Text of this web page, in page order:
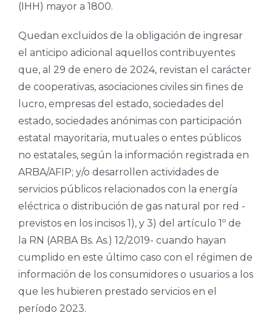
(IHH) mayor a 1800.
Quedan excluidos de la obligación de ingresar
el anticipo adicional aquellos contribuyentes
que, al 29 de enero de 2024, revistan el carácter
de cooperativas, asociaciones civiles sin fines de
lucro, empresas del estado, sociedades del
estado, sociedades anónimas con participación
estatal mayoritaria, mutuales o entes públicos
no estatales, según la información registrada en
ARBA/AFIP; y/o desarrollen actividades de
servicios públicos relacionados con la energía
eléctrica o distribución de gas natural por red -
previstos en los incisos 1), y 3) del artículo 1º de
la RN (ARBA Bs. As.) 12/2019- cuando hayan
cumplido en este último caso con el régimen de
información de los consumidores o usuarios a los
que les hubieren prestado servicios en el
período 2023.